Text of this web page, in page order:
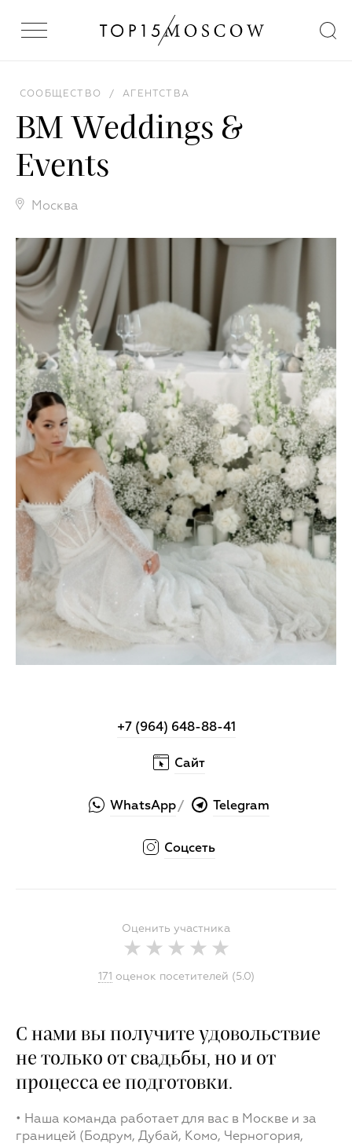
СООБЩЕСТВО / АГЕНТСТВА
BM Weddings &
Events
Москва
Оценить участника
171 оценок посетителей (5.0)
+7 (964) 648-88-41
Сайт
WhatsApp/ Telegram
Соцсеть
С нами вы получите удовольствие
не только от свадьбы, но и от
процесса ее подготовки.
• Наша команда работает для вас в Москве и за
границей (Бодрум, Дубай, Комо, Черногория,